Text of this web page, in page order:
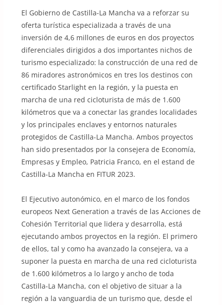
El Gobierno de Castilla-La Mancha va a reforzar su
oferta turística especializada a través de una
inversión de 4,6 millones de euros en dos proyectos
diferenciales dirigidos a dos importantes nichos de
turismo especializado: la construcción de una red de
86 miradores astronómicos en tres los destinos con
certificado Starlight en la región, y la puesta en
marcha de una red cicloturista de más de 1.600
kilómetros que va a conectar las grandes localidades
y los principales enclaves y entornos naturales
protegidos de Castilla-La Mancha. Ambos proyectos
han sido presentados por la consejera de Economía,
Empresas y Empleo, Patricia Franco, en el estand de
Castilla-La Mancha en FITUR 2023.
El Ejecutivo autonómico, en el marco de los fondos
europeos Next Generation a través de las Acciones de
Cohesión Territorial que lidera y desarrolla, está
ejecutando ambos proyectos en la región. El primero
de ellos, tal y como ha avanzado la consejera, va a
suponer la puesta en marcha de una red cicloturista
de 1.600 kilómetros a lo largo y ancho de toda
Castilla-La Mancha, con el objetivo de situar a la
región a la vanguardia de un turismo que, desde el